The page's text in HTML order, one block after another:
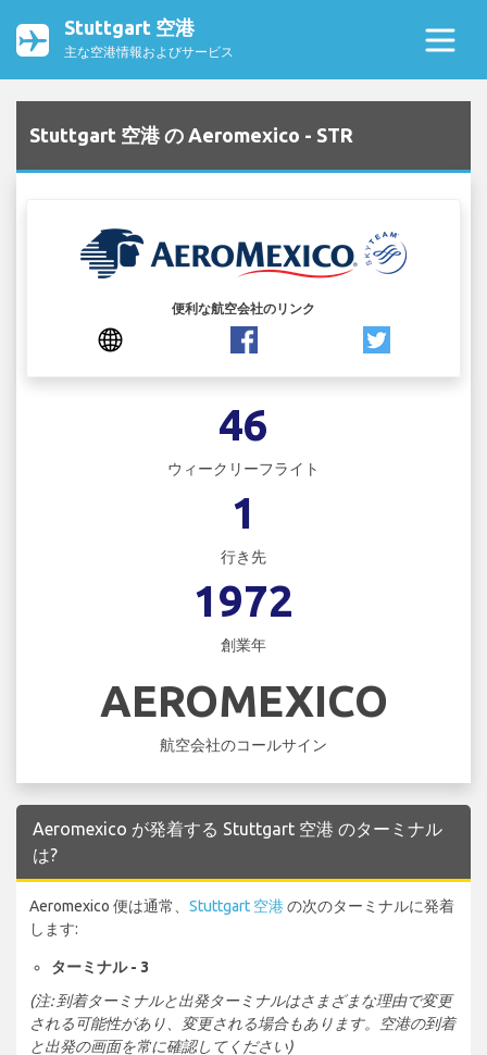
Stuttgart 空港
主な空港情報およびサービス
Stuttgart 空港 の Aeromexico - STR
便利な航空会社のリンク
46
ウィークリーフライト
1
行き先
1972
創業年
AEROMEXICO
航空会社のコールサイン
Aeromexico が発着する Stuttgart 空港 のターミナル
は?
Aeromexico 便は通常、 Stuttgart 空港の次のターミナルに発着
します:
ターミナル - 3
(注: 到着ターミナルと出発ターミナルはさまざまな理由で変更
される可能性があり、変更される場合もあります。空港の到着
と出発の画面を常に確認してください)